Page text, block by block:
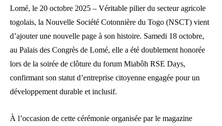
Lomé, le 20 octobre 2025 – Véritable pilier du secteur agricole
togolais, la Nouvelle Société Cotonnière du Togo (NSCT) vient
d’ajouter une nouvelle page à son histoire. Samedi 18 octobre,
au Palais des Congrès de Lomé, elle a été doublement honorée
lors de la soirée de clôture du forum Miabôh RSE Days,
confirmant son statut d’entreprise citoyenne engagée pour un
développement durable et inclusif.
À l’occasion de cette cérémonie organisée par le magazine